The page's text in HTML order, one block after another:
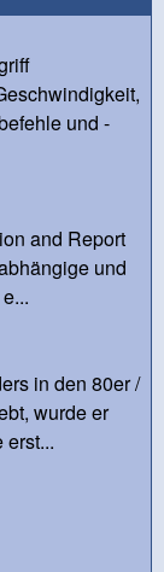
und -
and Report
und
in den 80er /
wurde er
erst...